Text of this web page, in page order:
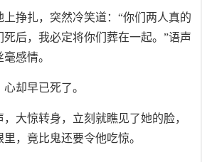
挣扎，突然冷笑道：“你们两人真的
后，我必定将你们葬在一起。”语声
感情。
却早已死了。
大惊转身，立刻就瞧见了她的脸，
，竟比鬼还要令他吃惊。